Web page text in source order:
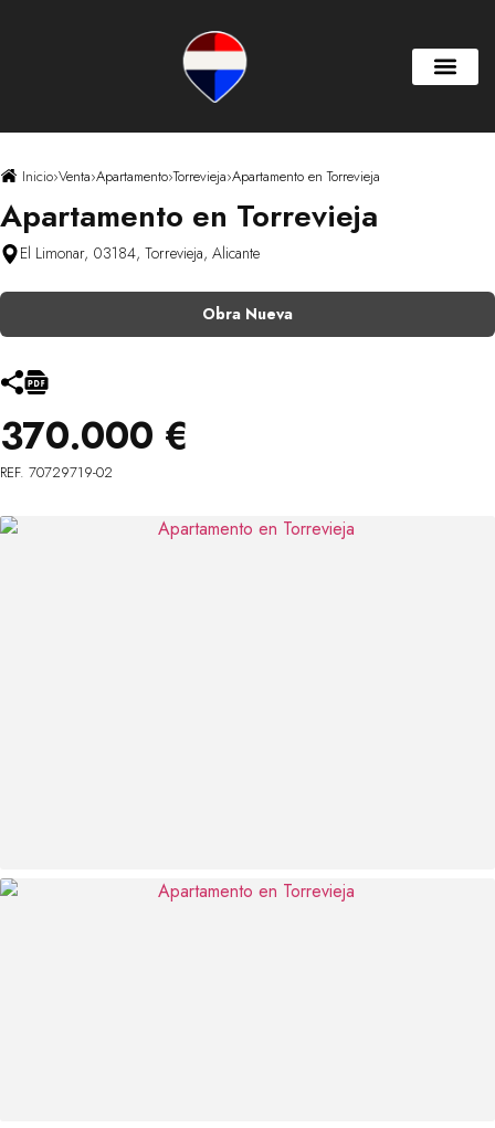
Inicio›Venta›Apartamento›Torrevieja›Apartamento en Torrevieja
Apartamento en Torrevieja
El Limonar, 03184, Torrevieja, Alicante
Obra Nueva
370.000 €
REF. 70729719-02